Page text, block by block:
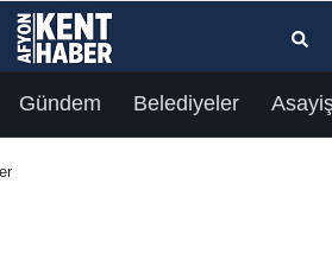
Gündem Belediyeler